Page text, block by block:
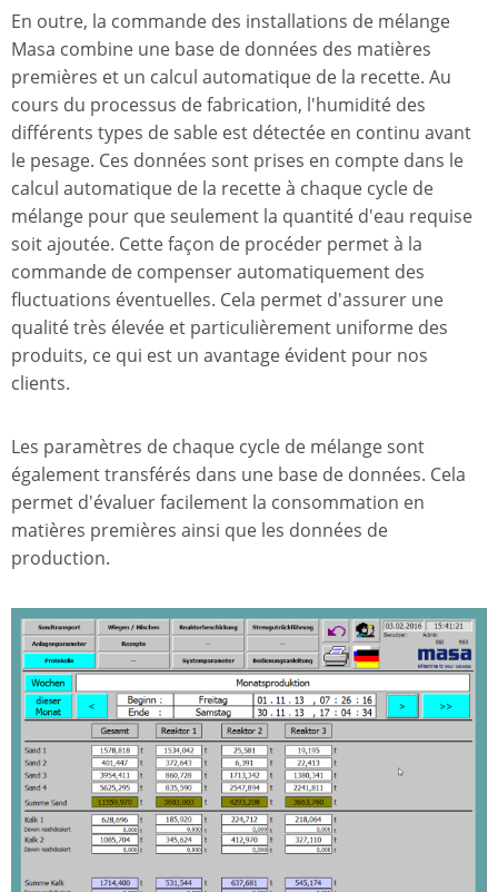
En outre, la commande des installations de mélange
Masa combine une base de données des matières
premières et un calcul automatique de la recette. Au
cours du processus de fabrication, l'humidité des
différents types de sable est détectée en continu avant
le pesage. Ces données sont prises en compte dans le
calcul automatique de la recette à chaque cycle de
mélange pour que seulement la quantité d'eau requise
soit ajoutée. Cette façon de procéder permet à la
commande de compenser automatiquement des
fluctuations éventuelles. Cela permet d'assurer une
qualité très élevée et particulièrement uniforme des
produits, ce qui est un avantage évident pour nos
clients.
Les paramètres de chaque cycle de mélange sont
également transférés dans une base de données. Cela
permet d'évaluer facilement la consommation en
matières premières ainsi que les données de
production.